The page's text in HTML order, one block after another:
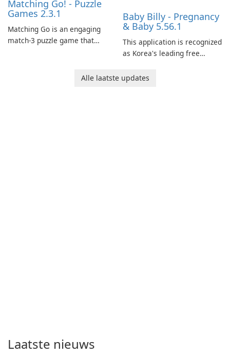
Matching Go! - Puzzle
Games 2.3.1
Matching Go is an engaging
match-3 puzzle game that
Ollie, on an adventurous
Baby Billy - Pregnancy
& Baby 5.56.1
This application is recognized
as Korea's leading free
baby tracking, offering
Alle laatste updates
Laatste nieuws